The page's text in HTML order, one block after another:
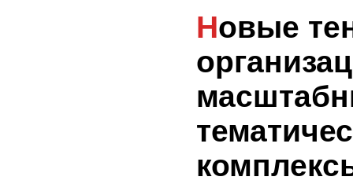
Новые тенденции в